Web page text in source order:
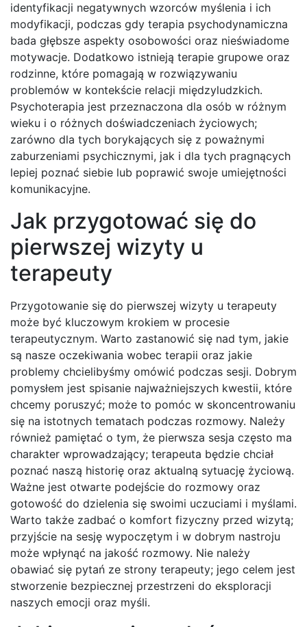
identyfikacji negatywnych wzorców myślenia i ich
modyfikacji, podczas gdy terapia psychodynamiczna
bada głębsze aspekty osobowości oraz nieświadome
motywacje. Dodatkowo istnieją terapie grupowe oraz
rodzinne, które pomagają w rozwiązywaniu
problemów w kontekście relacji międzyludzkich.
Psychoterapia jest przeznaczona dla osób w różnym
wieku i o różnych doświadczeniach życiowych;
zarówno dla tych borykających się z poważnymi
zaburzeniami psychicznymi, jak i dla tych pragnących
lepiej poznać siebie lub poprawić swoje umiejętności
komunikacyjne.
Jak przygotować się do
pierwszej wizyty u
terapeuty
Przygotowanie się do pierwszej wizyty u terapeuty
może być kluczowym krokiem w procesie
terapeutycznym. Warto zastanowić się nad tym, jakie
są nasze oczekiwania wobec terapii oraz jakie
problemy chcielibyśmy omówić podczas sesji. Dobrym
pomysłem jest spisanie najważniejszych kwestii, które
chcemy poruszyć; może to pomóc w skoncentrowaniu
się na istotnych tematach podczas rozmowy. Należy
również pamiętać o tym, że pierwsza sesja często ma
charakter wprowadzający; terapeuta będzie chciał
poznać naszą historię oraz aktualną sytuację życiową.
Ważne jest otwarte podejście do rozmowy oraz
gotowość do dzielenia się swoimi uczuciami i myślami.
Warto także zadbać o komfort fizyczny przed wizytą;
przyjście na sesję wypoczętym i w dobrym nastroju
może wpłynąć na jakość rozmowy. Nie należy
obawiać się pytań ze strony terapeuty; jego celem jest
stworzenie bezpiecznej przestrzeni do eksploracji
naszych emocji oraz myśli.